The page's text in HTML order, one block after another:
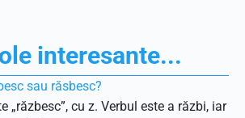
interesante...
sau răsbesc?
„răzbesc”, cu z. Verbul este a răzbi, iar